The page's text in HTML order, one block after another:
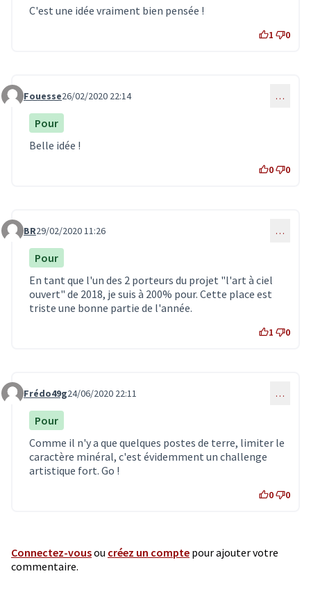
C'est une idée vraiment bien pensée !
1 0
Commentaire 1784
Fouesse26/02/2020 22:14 …
Pour
Belle idée !
0 0
Commentaire 1795
BR29/02/2020 11:26 …
Pour
En tant que l'un des 2 porteurs du projet "l'art à ciel
ouvert" de 2018, je suis à 200% pour. Cette place est
triste une bonne partie de l'année.
1 0
Commentaire 1987
Frédo49g24/06/2020 22:11 …
Pour
Comme il n'y a que quelques postes de terre, limiter le
caractère minéral, c'est évidemment un challenge
artistique fort. Go !
0 0
Connectez-vousou créez un compte pour ajouter votre
commentaire.